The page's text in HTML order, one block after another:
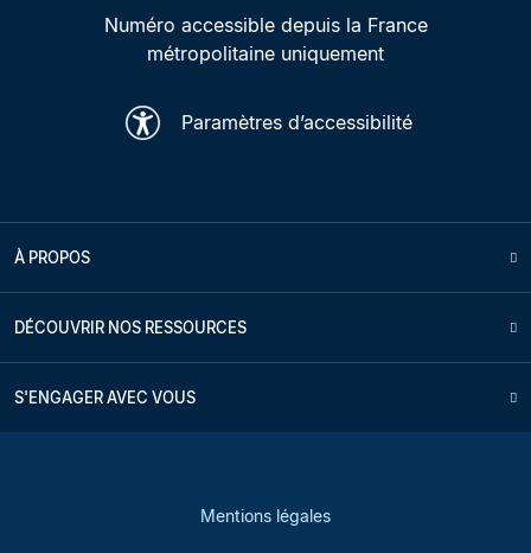
Numéro accessible depuis la France
métropolitaine uniquement
Paramètres d’accessibilité
À PROPOS
DÉCOUVRIR NOS RESSOURCES
S'ENGAGER AVEC VOUS
Mentions légales